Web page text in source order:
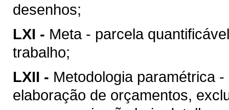
desenhos;
LXI - Meta - parcela
trabalho;
LXII - Metodologia paramétrica
elaboração de orçamentos,